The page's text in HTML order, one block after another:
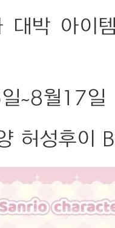
대박 아이
~8월17일
허성후이